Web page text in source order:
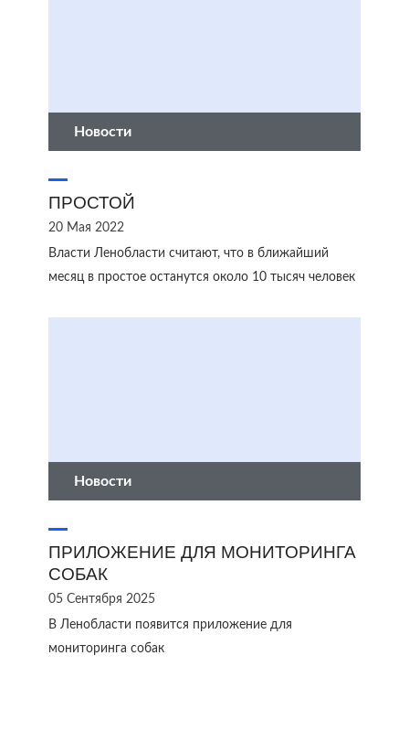
Новости
ПРОСТОЙ
20 Мая 2022
Власти Ленобласти считают, что в ближайший
месяц в простое останутся около 10 тысяч человек
Новости
ПРИЛОЖЕНИЕ ДЛЯ МОНИТОРИНГА
СОБАК
05 Сентября 2025
В Ленобласти появится приложение для
мониторинга собак